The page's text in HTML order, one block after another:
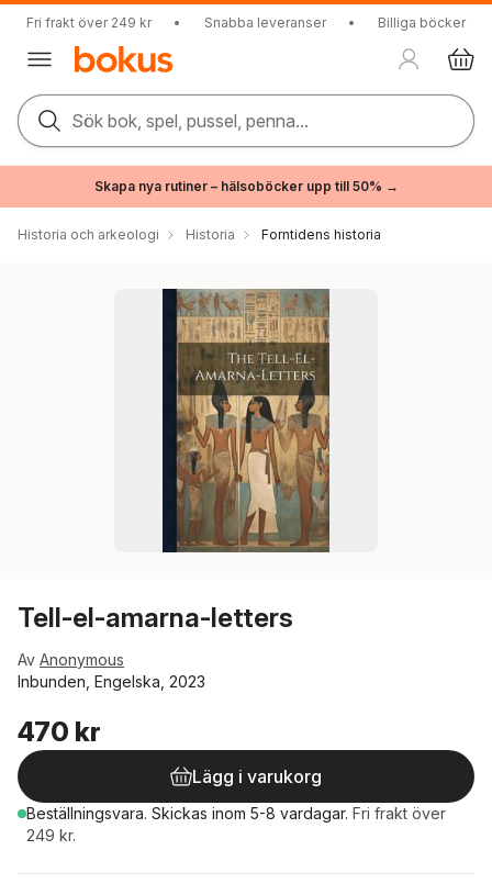
Fri frakt över 249 kr • Snabba leveranser • Billiga böcker
Sök bok, spel, pussel, penna...
Skapa nya rutiner – hälsoböcker upp till 50% →
Historia och arkeologi Historia Forntidens historia
Tell-el-amarna-letters
Av Anonymous
Inbunden, Engelska, 2023
470 kr
Lägg i varukorg
Beställningsvara. Skickas inom 5-8 vardagar. Fri frakt över
249 kr.